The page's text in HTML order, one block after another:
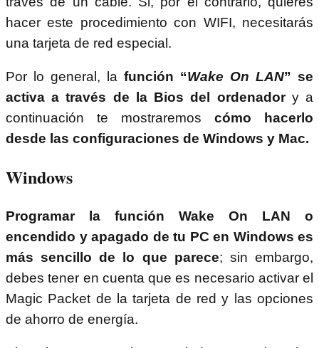
hacer este procedimiento con WIFI, necesitarás
una tarjeta de red especial.
Por lo general, la función “Wake On LAN” se
activa a través de la Bios del ordenador y a
continuación te mostraremos cómo hacerlo
desde las configuraciones de Windows y Mac.
Windows
Programar la función Wake On LAN o
encendido y apagado de tu PC en Windows es
más sencillo de lo que parece; sin embargo,
debes tener en cuenta que es necesario activar el
Magic Packet de la tarjeta de red y las opciones
de ahorro de energía.